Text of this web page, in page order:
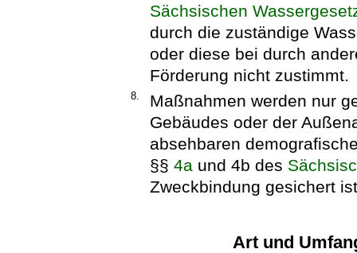
Sächsischen
durch die zuständige
oder diese bei durch
Förderung nicht zustimmt.
8.
Maßnahmen werden nur
Gebäudes oder der
absehbaren
§§ 4a und 4b des
Zweckbindung gesichert
Art und